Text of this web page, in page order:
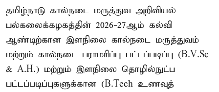
தமிழ்நாடு கால்நடை மருத்துவ அறிவியல்
பல்கலைக்கழகத்தின் 2026-27ஆம் கல்வி
ஆண்டிற்கான இளநிலை கால்நடை மருத்துவம்
மற்றும் கால்நடை பராமரிப்பு பட்டப்படிப்பு (B.V.Sc
& A.H.) மற்றும் இளநிலை தொழில்நுட்ப
பட்டப்படிப்புகளுக்கான (B.Tech உணவுத்